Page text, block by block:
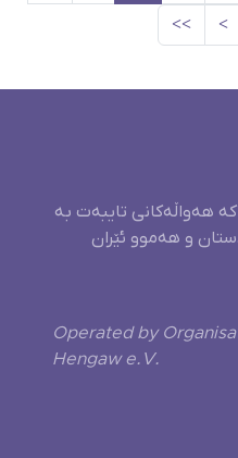
>
>>
هەواڵەکانی تایبەت بە
و هەموو ئێران
Operated by
Hengaw e.V.